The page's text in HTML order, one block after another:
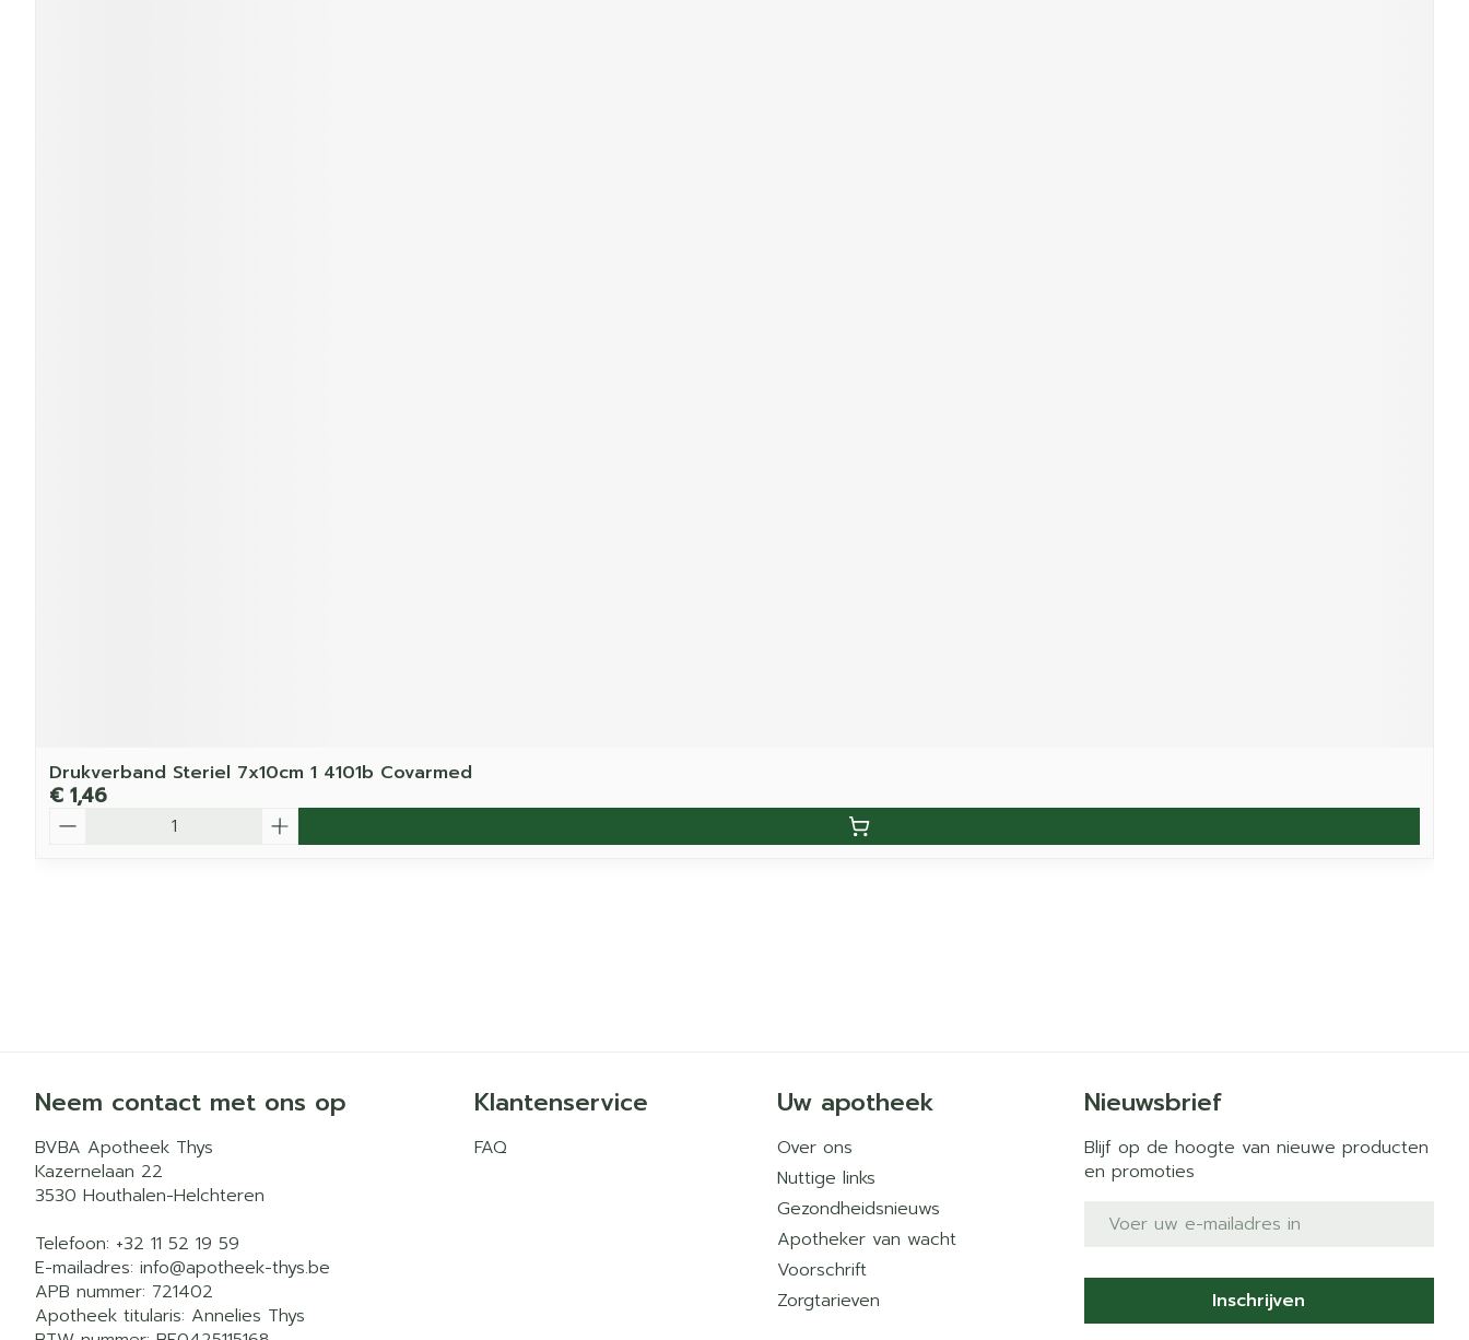
Drukverband Steriel 7x10cm 1 4101b Covarmed
€ 1,46
Neem contact met ons op
BVBA Apotheek Thys
Kazernelaan 22
3530 Houthalen-Helchteren
Telefoon: +32 11 52 19 59
E-mailadres: info@apotheek-thys.be
APB nummer: 721402
Apotheek titularis: Annelies Thys
Klantenservice
FAQ
Uw apotheek
Over ons
Nuttige links
Gezondheidsnieuws
Apotheker van wacht
Voorschrift
Zorgtarieven
Nieuwsbrief
Blijf op de hoogte van nieuwe producten
en promoties
Inschrijven